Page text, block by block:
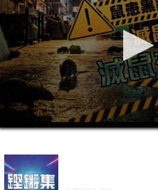
seconds
minutes,
34
seconds